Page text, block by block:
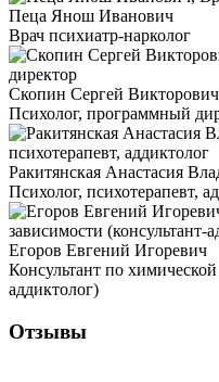
Пеца Янош Иванович
Врач психиатр-нарколог
Скопин Сергей Викторович
Психолог, программный
Ракитянская Анастасия
Психолог, психотерапевт,
Егоров Евгений Игоревич
Консультант по
аддиктолог)
Отзывы